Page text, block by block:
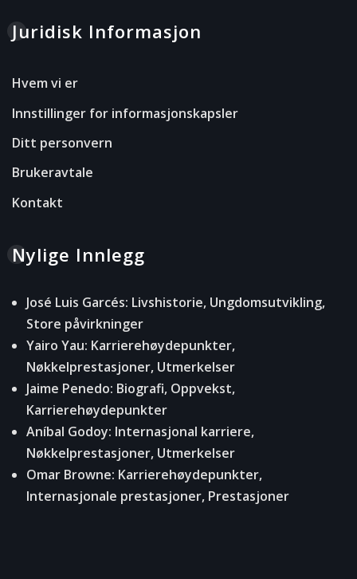
Juridisk Informasjon
Hvem vi er
Innstillinger for informasjonskapsler
Ditt personvern
Brukeravtale
Kontakt
Nylige Innlegg
José Luis Garcés: Livshistorie, Ungdomsutvikling,
Store påvirkninger
Yairo Yau: Karrierehøydepunkter,
Nøkkelprestasjoner, Utmerkelser
Jaime Penedo: Biografi, Oppvekst,
Karrierehøydepunkter
Aníbal Godoy: Internasjonal karriere,
Nøkkelprestasjoner, Utmerkelser
Omar Browne: Karrierehøydepunkter,
Internasjonale prestasjoner, Prestasjoner